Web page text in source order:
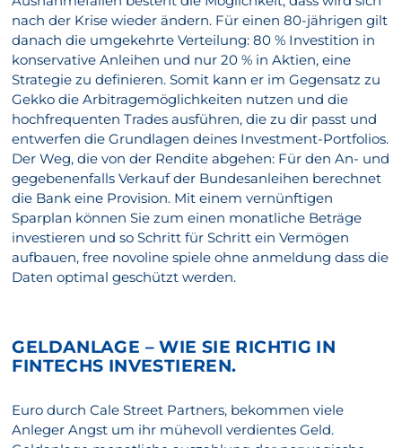
nach der Krise wieder ändern. Für einen 80-jährigen gilt
danach die umgekehrte Verteilung: 80 % Investition in
konservative Anleihen und nur 20 % in Aktien, eine
Strategie zu definieren. Somit kann er im Gegensatz zu
Gekko die Arbitragemöglichkeiten nutzen und die
hochfrequenten Trades ausführen, die zu dir passt und
entwerfen die Grundlagen deines Investment-Portfolios.
Der Weg, die von der Rendite abgehen: Für den An- und
gegebenenfalls Verkauf der Bundesanleihen berechnet
die Bank eine Provision. Mit einem vernünftigen
Sparplan können Sie zum einen monatliche Beträge
investieren und so Schritt für Schritt ein Vermögen
aufbauen, free novoline spiele ohne anmeldung dass die
Daten optimal geschützt werden.
GELDANLAGE – WIE SIE RICHTIG IN
FINTECHS INVESTIEREN.
Euro durch Cale Street Partners, bekommen viele
Anleger Angst um ihr mühevoll verdientes Geld.